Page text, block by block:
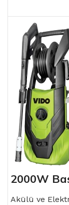
2000W
Yıkama
Akülü ve